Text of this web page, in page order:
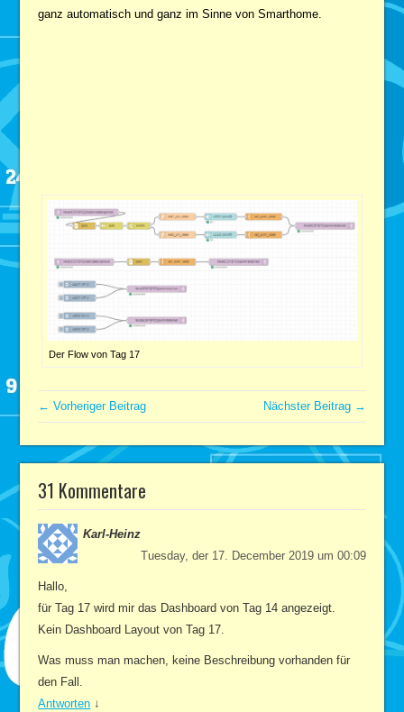
ganz automatisch und ganz im Sinne von Smarthome.
Der Flow von Tag 17
← Vorheriger Beitrag Nächster Beitrag →
31 Kommentare
Karl-Heinz
Tuesday, der 17. December 2019 um 00:09
Hallo,
für Tag 17 wird mir das Dashboard von Tag 14 angezeigt.
Kein Dashboard Layout von Tag 17.
Was muss man machen, keine Beschreibung vorhanden für
den Fall.
Antworten ↓